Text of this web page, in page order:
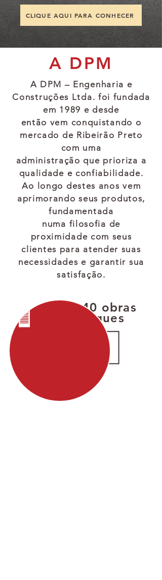
CLIQUE AQUI PARA CONHECER
A DPM
A DPM – Engenharia e
Construções Ltda. foi fundada
em 1989 e desde
então vem conquistando o
mercado de Ribeirão Preto
com uma
administração que prioriza a
qualidade e confiabilidade.
Ao longo destes anos vem
aprimorando seus produtos,
fundamentada
numa filosofia de
proximidade com seus
clientes para atender suas
necessidades e garantir sua
satisfação.
+ de 40 obras
entregues